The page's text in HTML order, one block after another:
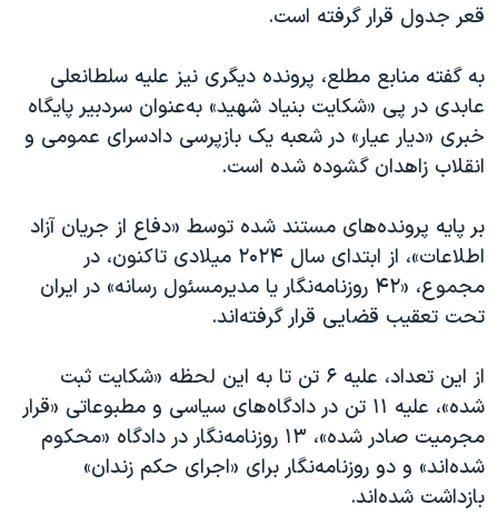
قعر جدول قرار گرفته است.
به گفته منابع مطلع، پرونده دیگری نیز علیه سلطانعلی
عابدی در پی «شکایت بنیاد شهید» به‌عنوان سردبیر پایگاه
خبری «دیار عیار» در شعبه یک بازپرسی دادسرای عمومی و
انقلاب زاهدان گشوده شده است.
بر پایه پرونده‌های مستند شده توسط «دفاع از جریان آزاد
اطلاعات»، از ابتدای سال ۲۰۲۴ میلادی تاکنون، در
مجموع، «۴۲ روزنامه‌نگار یا مدیرمسئول رسانه» در ایران
تحت تعقیب قضایی قرار گرفته‌اند.
از این تعداد، علیه ۶ تن تا به این لحظه «شکایت ثبت
شده»، علیه ۱۱ تن در دادگاه‌های سیاسی و مطبوعاتی «قرار
مجرمیت صادر شده»، ۱۳ روزنامه‌نگار در دادگاه «محکوم
شده‌اند» و دو روزنامه‌نگار برای «اجرای حکم زندان»
بازداشت شده‌اند.